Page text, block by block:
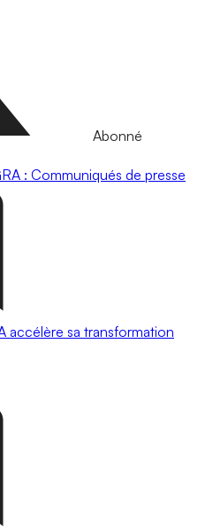
Abonné
: Communiqués de presse
accélère sa transformation